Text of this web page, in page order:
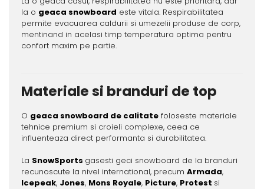
la o geaca snowboard este vitala. Respirabilitatea
permite evacuarea caldurii si umezelii produse de corp,
mentinand in acelasi timp temperatura optima pentru
confort maxim pe partie.
Materiale si branduri de top
O geaca snowboard de calitatefoloseste materiale
tehnice premium si croieli complexe, ceea ce
influenteaza direct performanta si durabilitatea.
La SnowSports gasesti geci snowboard de la branduri
recunoscute la nivel international, precum Armada,
Icepeak, Jones, Mons Royale, Picture, Protest si